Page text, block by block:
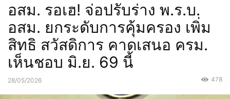
อสม. รอเฮ! จ่อปรับร่าง พ.ร.บ.
อสม. ยกระดับการคุ้มครอง เพิ่ม
สิทธิ สวัสดิการ คาดเสนอ ครม.
เห็นชอบ มิ.ย. 69 นี้
28/05/2026 478